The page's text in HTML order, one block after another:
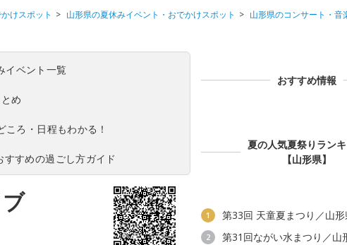
けスポット 山形県の夏休みイベント・おでかけスポット
山形県のコンサート・音
イベント一覧
め
ころ・日程もわかる！
すすめの過ごし方ガイド
おすすめ情報
夏の人気夏祭りラン
【山形県】
1 第33回 天童夏まつり／山
2 第31回ながい水まつり／山